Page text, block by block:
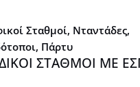
ΜΕ ΕΣΠΑ
Σταθμοί, Νταντάδες,
Πάρτυ
ΣΤΑΘΜΟΙ ΜΕ